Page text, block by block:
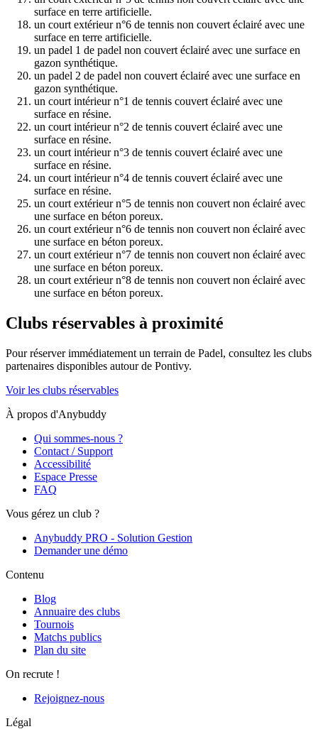
surface en terre artificielle.
un court extérieur n°6 de tennis non couvert éclairé avec une
surface en terre artificielle.
un padel 1 de padel non couvert éclairé avec une surface en
gazon synthétique.
un padel 2 de padel non couvert éclairé avec une surface en
gazon synthétique.
un court intérieur n°1 de tennis couvert éclairé avec une
surface en résine.
un court intérieur n°2 de tennis couvert éclairé avec une
surface en résine.
un court intérieur n°3 de tennis couvert éclairé avec une
surface en résine.
un court intérieur n°4 de tennis couvert éclairé avec une
surface en résine.
un court extérieur n°5 de tennis non couvert non éclairé avec
une surface en béton poreux.
un court extérieur n°6 de tennis non couvert non éclairé avec
une surface en béton poreux.
un court extérieur n°7 de tennis non couvert non éclairé avec
une surface en béton poreux.
un court extérieur n°8 de tennis non couvert non éclairé avec
une surface en béton poreux.
Clubs réservables à proximité
Pour réserver immédiatement un terrain de Padel, consultez les clubs
partenaires disponibles autour de Pontivy.
Voir les clubs réservables
À propos d'Anybuddy
Qui sommes-nous ?
Contact / Support
Accessibilité
Espace Presse
FAQ
Vous gérez un club ?
Anybuddy PRO - Solution Gestion
Demander une démo
Contenu
Blog
Annuaire des clubs
Tournois
Matchs publics
Plan du site
On recrute !
Rejoignez-nous
Légal